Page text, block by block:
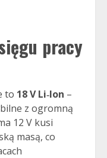
pracy
to 18 V Li‑Ion –
z ogromną
12 V kusi
masą, co